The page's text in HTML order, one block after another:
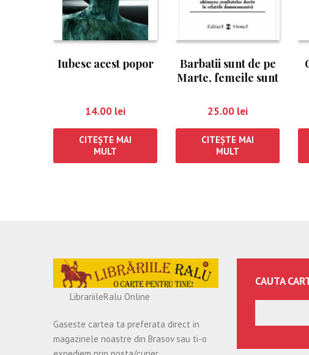
Iubesc acest popor
14.00 lei
CITEȘTE MAI
MULT
Barbatii sunt de pe
Marte, femeile sunt
25.00 lei
CITEȘTE MAI
MULT
LibrariileRalu Online
Gaseste cartea ta preferata direct in
magazinele noastre din Brasov sau ti-o
CAUTA